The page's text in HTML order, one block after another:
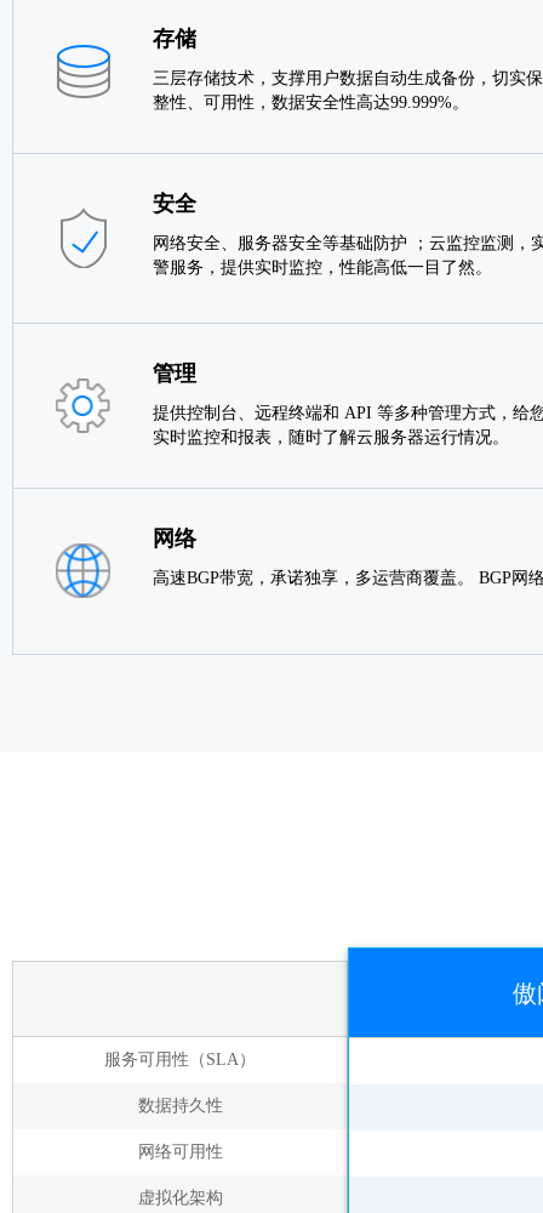
存储
三层存储技术，支撑用户数据自动生成备份，切实
整性、可用性，数据安全性高达99.999%。
安全
网络安全、服务器安全等基础防护 ；云监控监测
警服务，提供实时监控，性能高低一目了然。
管理
提供控制台、远程终端和 API 等多种管理方式，给
实时监控和报表，随时了解云服务器运行情况。
网络
高速BGP带宽，承诺独享，多运营商覆盖。 BGP
服务可用性（SLA）
数据持久性
网络可用性
虚拟化架构
傲